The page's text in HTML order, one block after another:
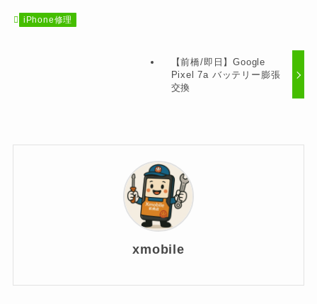
iPhone修理
【前橋/即日】Google
Pixel 7a バッテリー膨張
交換
xmobile